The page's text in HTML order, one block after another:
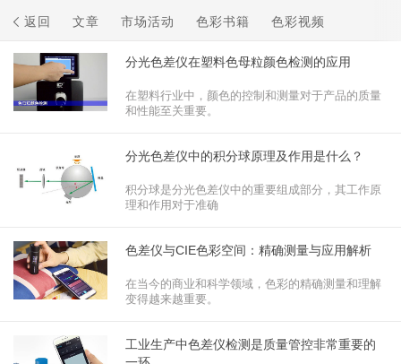
返回 文章 市场活动 色彩书籍 色彩视频
分光色差仪在塑料色母粒颜色检测的应用
在塑料行业中，颜色的控制和测量对于产品的质量
和性能至关重要。
分光色差仪中的积分球原理及作用是什么？
积分球是分光色差仪中的重要组成部分，其工作原
理和作用对于准确
色差仪与CIE色彩空间：精确测量与应用解析
在当今的商业和科学领域，色彩的精确测量和理解
变得越来越重要。
工业生产中色差仪检测是质量管控非常重要的